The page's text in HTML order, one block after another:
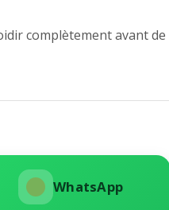
complètement avant de
WhatsApp